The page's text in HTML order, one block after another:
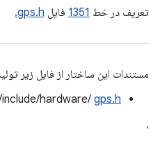
تعریف در خط 1351 فایل gps.h.
مستندات این ساختار از فایل زیر
hardware/ gps.h
،